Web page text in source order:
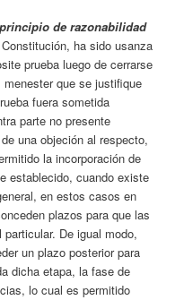
principio de razonabilidad
ha sido usanza
prueba luego de cerrarse
que se justifique
fuera sometida
parte no presente
una objeción al respecto,
la incorporación de
establecido, cuando existe
en estos casos en
plazos para que las
De igual modo,
un plazo posterior para
dicha etapa, la fase de
lo cual es permitido